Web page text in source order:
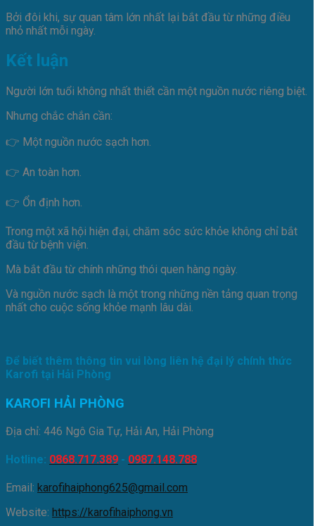
Bởi đôi khi, sự quan tâm lớn nhất lại bắt đầu từ những điều
nhỏ nhất mỗi ngày.
Kết luận
Người lớn tuổi không nhất thiết cần một nguồn nước riêng biệt.
Nhưng chắc chắn cần:
👉 Một nguồn nước sạch hơn.
👉 An toàn hơn.
👉 Ổn định hơn.
Trong một xã hội hiện đại, chăm sóc sức khỏe không chỉ bắt
đầu từ bệnh viện.
Mà bắt đầu từ chính những thói quen hàng ngày.
Và nguồn nước sạch là một trong những nền tảng quan trọng
nhất cho cuộc sống khỏe mạnh lâu dài.
Để biết thêm thông tin vui lòng liên hệ đại lý chính thức
Karofi tại Hải Phòng
KAROFI HẢI PHÒNG
Địa chỉ: 446 Ngô Gia Tự, Hải An, Hải Phòng
Hotline: 0868.717.389 - 0987.148.788
Email: karofihaiphong625@gmail.com
Website: https://karofihaiphong.vn